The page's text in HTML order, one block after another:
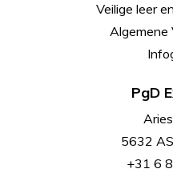
Veilige leer
Algemene
PgD
5632
+31 6